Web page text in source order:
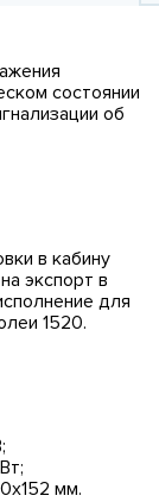
состоянии
об
в кабину
экспорт в
для
1520.
мм.